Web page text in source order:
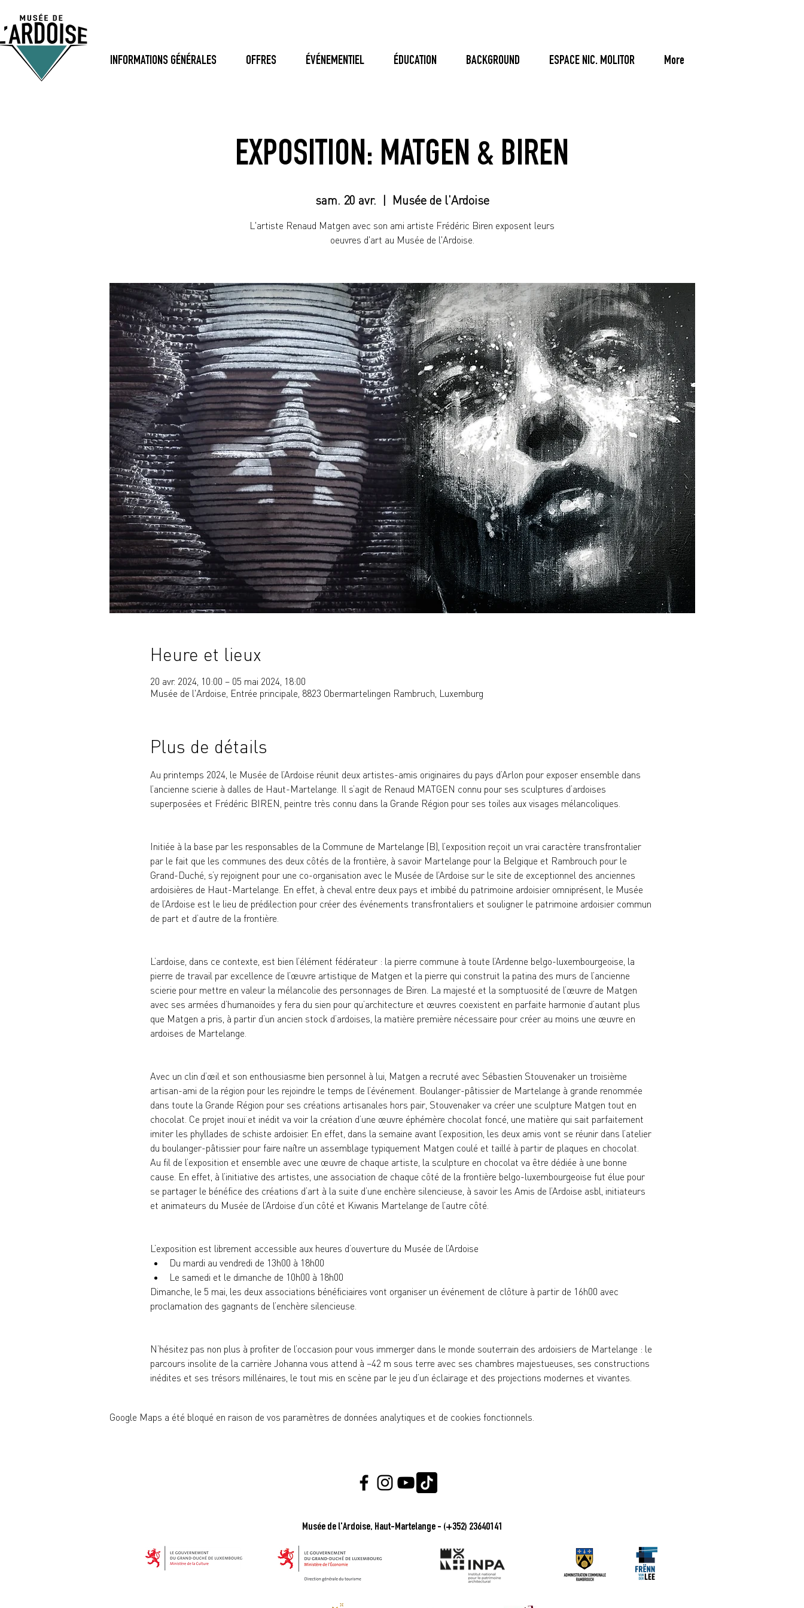
INFORMATIONS GÉNÉRALES OFFRES ÉVÉNEMENTIEL ÉDUCATION BACKGROUND ESPACE NIC. MOLITOR More
EXPOSITION: MATGEN & BIREN
sam. 20 avr.
  |
Musée de l'Ardoise
L'artiste Renaud Matgen avec son ami artiste Frédéric Biren exposent leurs
oeuvres d'art au Musée de l'Ardoise.
Heure et lieux
20 avr. 2024, 10:00 – 05 mai 2024, 18:00
Musée de l'Ardoise, Entrée principale, 8823 Obermartelingen Rambruch, Luxemburg
Plus de détails
Au printemps 2024, le Musée de l’Ardoise réunit deux artistes-amis originaires du pays d’Arlon pour exposer ensemble dans
l’ancienne scierie à dalles de Haut-Martelange. Il s’agit de Renaud MATGEN connu pour ses sculptures d’ardoises
superposées et Frédéric BIREN, peintre très connu dans la Grande Région pour ses toiles aux visages mélancoliques.
Initiée à la base par les responsables de la Commune de Martelange (B), l’exposition reçoit un vrai caractère transfrontalier
par le fait que les communes des deux côtés de la frontière, à savoir Martelange pour la Belgique et Rambrouch pour le
Grand-Duché, s’y rejoignent pour une co-organisation avec le Musée de l’Ardoise sur le site de exceptionnel des anciennes
ardoisières de Haut-Martelange. En effet, à cheval entre deux pays et imbibé du patrimoine ardoisier omniprésent, le Musée
de l’Ardoise est le lieu de prédilection pour créer des événements transfrontaliers et souligner le patrimoine ardoisier commun
de part et d’autre de la frontière.
L’ardoise, dans ce contexte, est bien l’élément fédérateur : la pierre commune à toute l’Ardenne belgo-luxembourgeoise, la
pierre de travail par excellence de l’œuvre artistique de Matgen et la pierre qui construit la patina des murs de l’ancienne
scierie pour mettre en valeur la mélancolie des personnages de Biren. La majesté et la somptuosité de l’œuvre de Matgen
avec ses armées d’humanoïdes y fera du sien pour qu’architecture et œuvres coexistent en parfaite harmonie d’autant plus
que Matgen a pris, à partir d’un ancien stock d’ardoises, la matière première nécessaire pour créer au moins une œuvre en
ardoises de Martelange.
Avec un clin d’œil et son enthousiasme bien personnel à lui, Matgen a recruté avec Sébastien Stouvenaker un troisième
artisan-ami de la région pour les rejoindre le temps de l’événement. Boulanger-pâtissier de Martelange à grande renommée
dans toute la Grande Région pour ses créations artisanales hors pair, Stouvenaker va créer une sculpture Matgen tout en
chocolat. Ce projet inouï et inédit va voir la création d’une œuvre éphémère chocolat foncé, une matière qui sait parfaitement
imiter les phyllades de schiste ardoisier. En effet, dans la semaine avant l’exposition, les deux amis vont se réunir dans l’atelier
du boulanger-pâtissier pour faire naître un assemblage typiquement Matgen coulé et taillé à partir de plaques en chocolat.
Au fil de l’exposition et ensemble avec une œuvre de chaque artiste, la sculpture en chocolat va être dédiée à une bonne
cause. En effet, à l’initiative des artistes, une association de chaque côté de la frontière belgo-luxembourgeoise fut élue pour
se partager le bénéfice des créations d’art à la suite d’une enchère silencieuse, à savoir les Amis de l’Ardoise asbl, initiateurs
et animateurs du Musée de l’Ardoise d’un côté et Kiwanis Martelange de l’autre côté.
L’exposition est librement accessible aux heures d’ouverture du Musée de l’Ardoise
Du mardi au vendredi de 13h00 à 18h00
Le samedi et le dimanche de 10h00 à 18h00
Dimanche, le 5 mai, les deux associations bénéficiaires vont organiser un événement de clôture à partir de 16h00 avec
proclamation des gagnants de l’enchère silencieuse.
N’hésitez pas non plus à profiter de l’occasion pour vous immerger dans le monde souterrain des ardoisiers de Martelange : le
parcours insolite de la carrière Johanna vous attend à –42 m sous terre avec ses chambres majestueuses, ses constructions
inédites et ses trésors millénaires, le tout mis en scène par le jeu d’un éclairage et des projections modernes et vivantes.
Google Maps a été bloqué en raison de vos paramètres de données analytiques et de cookies fonctionnels.
Musée de l'Ardoise, Haut-Martelange - (+352) 23640141